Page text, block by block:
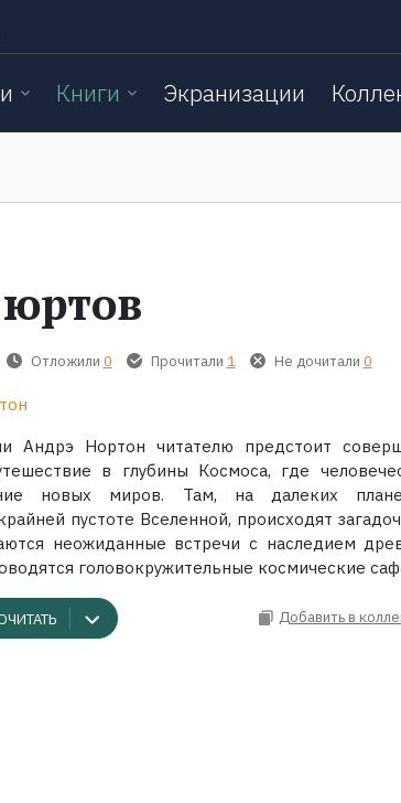
Книги Экранизации
Отложили 0 Прочитали 1 Не дочитали 0
Андрэ Нортон читателю предстоит
в глубины Космоса, где
новых миров. Там, на далеких
пустоте Вселенной, происходят
неожиданные встречи с наследием
головокружительные космические
Добавить в